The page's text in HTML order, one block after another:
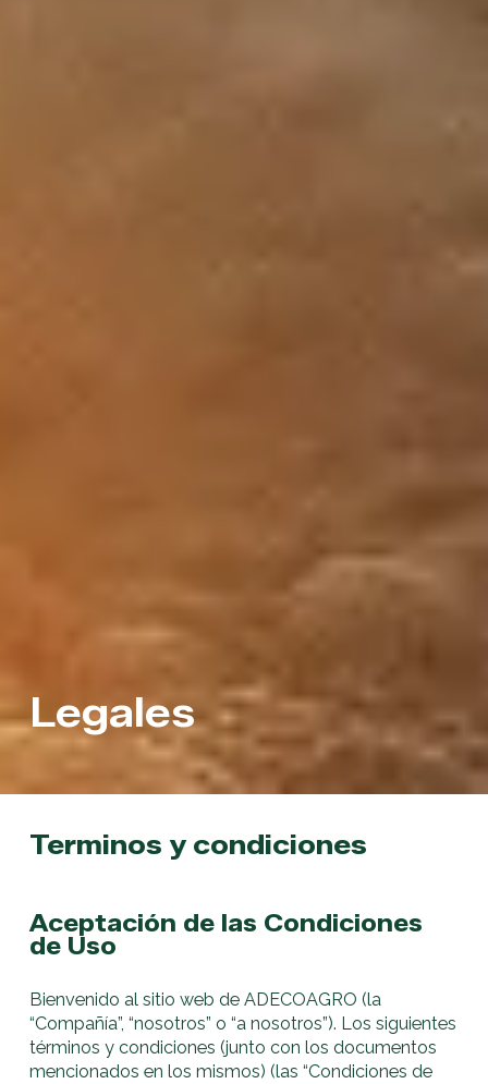
Legales
Terminos y condiciones
Aceptación de las Condiciones
de Uso
Bienvenido al sitio web de ADECOAGRO (la
“Compañía”, “nosotros” o “a nosotros”). Los siguientes
términos y condiciones (junto con los documentos
mencionados en los mismos) (las “Condiciones de